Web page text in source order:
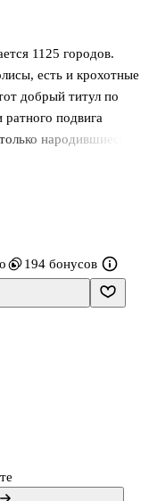
1125 городов.
есть и крохотные
добрый титул по
подвига
народившиеся
старцы, есть даже
Всех их объединила
или даже
таким образом, чтобы
мн
194 бонусов